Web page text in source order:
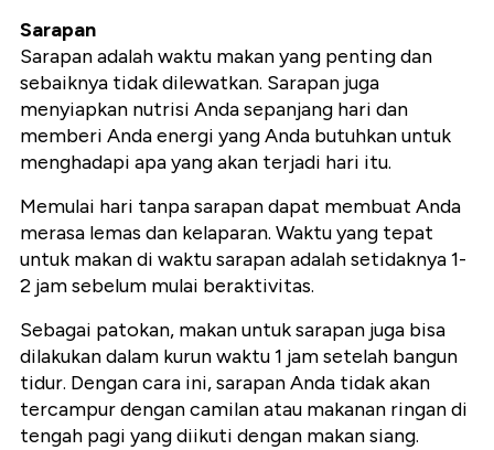
Sarapan
Sarapan adalah waktu makan yang penting dan
sebaiknya tidak dilewatkan. Sarapan juga
menyiapkan nutrisi Anda sepanjang hari dan
memberi Anda energi yang Anda butuhkan untuk
menghadapi apa yang akan terjadi hari itu.
Memulai hari tanpa sarapan dapat membuat Anda
merasa lemas dan kelaparan. Waktu yang tepat
untuk makan di waktu sarapan adalah setidaknya 1-
2 jam sebelum mulai beraktivitas.
Sebagai patokan, makan untuk sarapan juga bisa
dilakukan dalam kurun waktu 1 jam setelah bangun
tidur. Dengan cara ini, sarapan Anda tidak akan
tercampur dengan camilan atau makanan ringan di
tengah pagi yang diikuti dengan makan siang.